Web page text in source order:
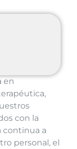
en
con la
continua a
personal, el